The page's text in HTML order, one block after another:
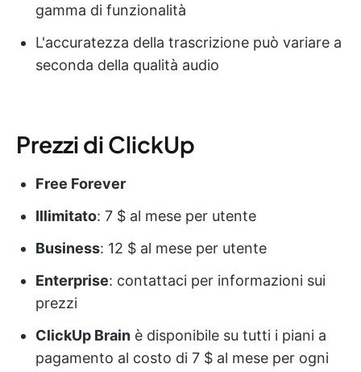
gamma di funzionalità
L'accuratezza della trascrizione può variare a
seconda della qualità audio
Prezzi di ClickUp
Free Forever
Illimitato: 7 $ al mese per utente
Business: 12 $ al mese per utente
Enterprise: contattaci per informazioni sui
prezzi
ClickUp Brain è disponibile su tutti i piani a
pagamento al costo di 7 $ al mese per ogni